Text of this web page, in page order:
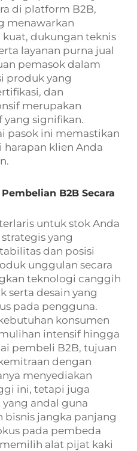
di platform B2B,
menawarkan
kuat, dukungan teknis
layanan purna jual
pemasok dalam
produk yang
dan
merupakan
signifikan.
pasok ini memastikan
klien Anda
B2B Secara
untuk stok Anda
yang
dan posisi
unggulan secara
teknologi canggih
serta desain yang
pada pengguna.
konsumen
intensif hingga
pembeli B2B, tujuan
dengan
menyediakan
ini, tetapi juga
andal guna
jangka panjang
pada pembeda
alat pijat kaki